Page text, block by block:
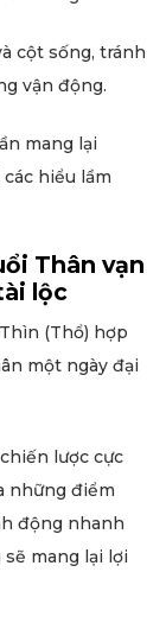
cột sống, tránh
vận động.
mang lại
hiểu lầm
Thân vạn
lộc
(Thổ) hợp
một ngày đại
lược cực
những điểm
động nhanh
mang lại lợi